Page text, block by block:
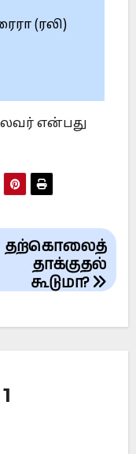
(ரலி)
என்பது
தற்கொலைத்
தாக்குதல்
கூடுமா?